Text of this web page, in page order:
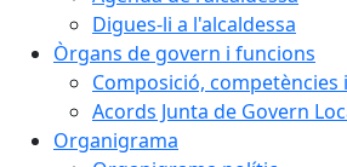
Digues-li a l'alcaldessa
Òrgans de govern i funcions
Composició, competències
Acords Junta de Govern
Organigrama